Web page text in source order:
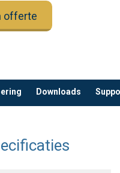
offerte
Downloads